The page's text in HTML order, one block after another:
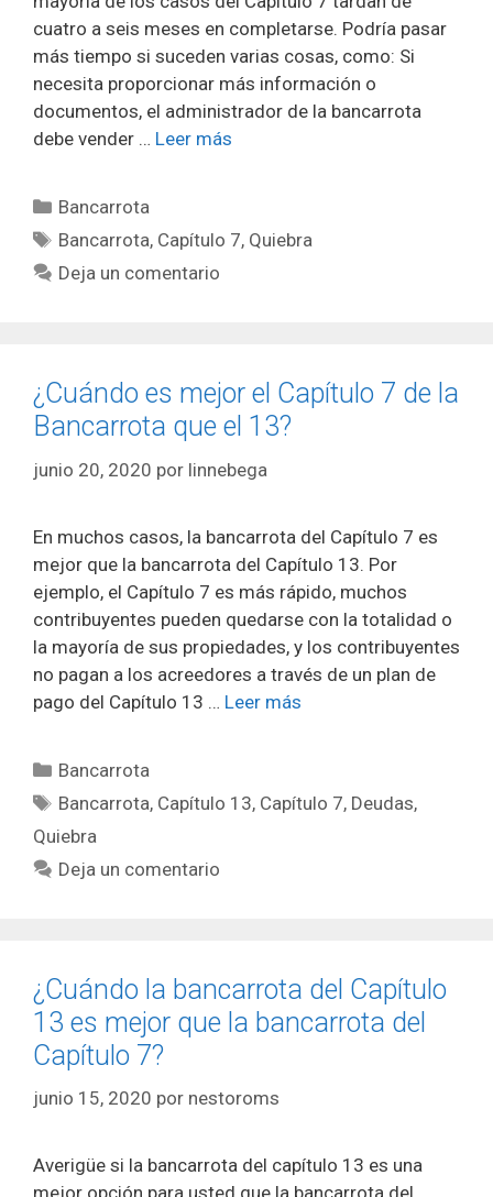
cuatro a seis meses en completarse. Podría pasar
más tiempo si suceden varias cosas, como: Si
necesita proporcionar más información o
documentos, el administrador de la bancarrota
debe vender … Leer más
Categorías
Bancarrota
Etiquetas
Bancarrota, Capítulo 7, Quiebra
Deja un comentario
¿Cuándo es mejor el Capítulo 7 de la
Bancarrota que el 13?
junio 20, 2020 por linnebega
En muchos casos, la bancarrota del Capítulo 7 es
mejor que la bancarrota del Capítulo 13. Por
ejemplo, el Capítulo 7 es más rápido, muchos
contribuyentes pueden quedarse con la totalidad o
la mayoría de sus propiedades, y los contribuyentes
no pagan a los acreedores a través de un plan de
pago del Capítulo 13 … Leer más
Categorías
Bancarrota
Etiquetas
Bancarrota, Capítulo 13, Capítulo 7, Deudas,
Quiebra
Deja un comentario
¿Cuándo la bancarrota del Capítulo
13 es mejor que la bancarrota del
Capítulo 7?
junio 15, 2020 por nestoroms
Averigüe si la bancarrota del capítulo 13 es una
mejor opción para usted que la bancarrota del